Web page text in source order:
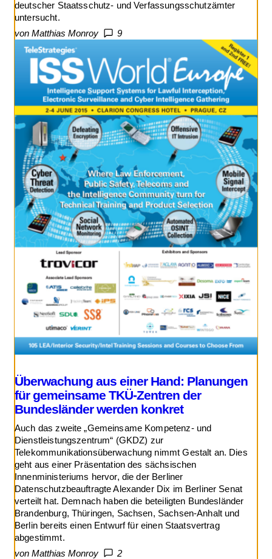
deutscher Staatsschutz- und Verfassungsschutzämter
untersucht.
von Matthias Monroy
9
Überwachung aus einer Hand: Planungen
für gemeinsame TKÜ-Zentren der
Bundesländer werden konkret
Auch das zweite „Gemeinsame Kompetenz- und
Dienstleistungszentrum“ (GKDZ) zur
Telekommunikationsüberwachung nimmt Gestalt an. Dies
geht aus einer Präsentation des sächsischen
Innenministeriums hervor, die der Berliner
Datenschutzbeauftragte Alexander Dix im Berliner Senat
verteilt hat. Demnach haben die beteiligten Bundesländer
Brandenburg, Thüringen, Sachsen, Sachsen-Anhalt und
Berlin bereits einen Entwurf für einen Staatsvertrag
abgestimmt.
von Matthias Monroy
2